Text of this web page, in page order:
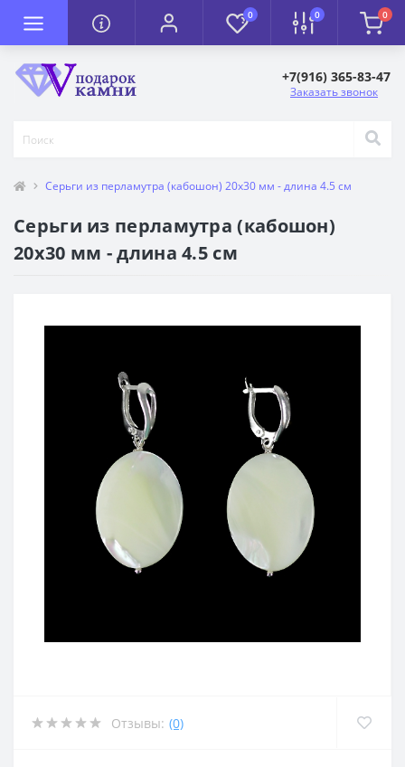
0 0 0
+7(916) 365-83-47
Заказать звонок
Серьги из перламутра (кабошон) 20х30 мм - длина 4.5 см
Серьги из перламутра (кабошон)
20х30 мм - длина 4.5 см
Отзывы: (0)